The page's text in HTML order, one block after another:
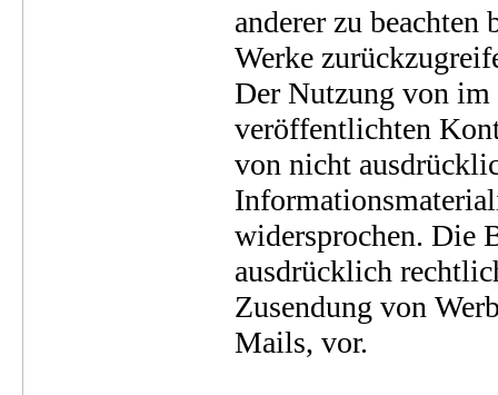
anderer zu
Werke
Der Nutzung von im
veröffentlichten
von nicht
widersprochen. Die
ausdrücklich
Zusendung von
Mails, vor.